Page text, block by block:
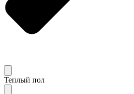
Теплый пол